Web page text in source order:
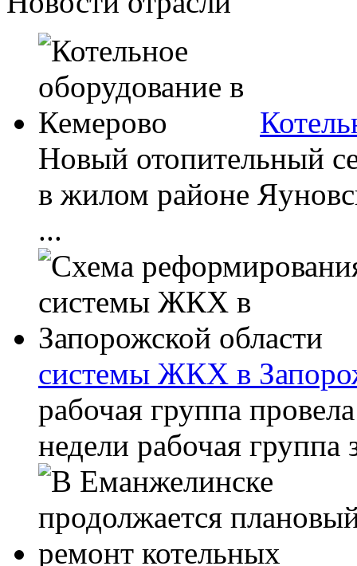
Новый отопительный
в жилом районе
...
системы ЖКХ в
рабочая группа
недели рабочая группа